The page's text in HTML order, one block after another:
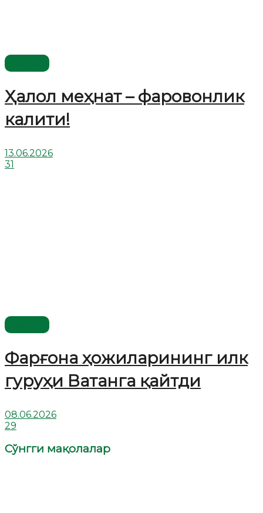
Ҳалол меҳнат – фаровонлик
калити!
13.06.2026
31
Фарғона ҳожиларининг илк
гуруҳи Ватанга қайтди
08.06.2026
29
Сўнгги мақолалар